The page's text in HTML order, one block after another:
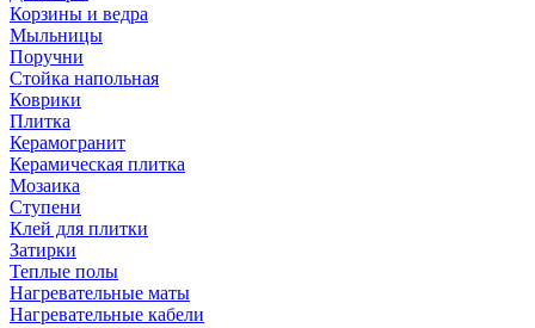
Корзины и ведра
Мыльницы
Поручни
Стойка напольная
Коврики
Плитка
Керамогранит
Керамическая плитка
Мозаика
Ступени
Клей для плитки
Затирки
Теплые полы
Нагревательные маты
Нагревательные кабели